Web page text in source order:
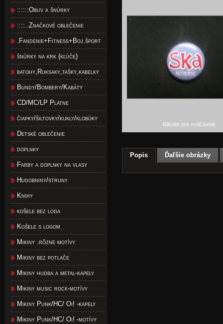
::::::Obuv a šnúrky
::::..Značkové oblečenie
.Fandenie+Fitness+Boj.šport
šnúrky na krk (kľúče)
batohy,Ruksaky,tašky,kabelky
Bundy/Bombery/Kabáty
CD/MC/LP Platne
čiapky/šiltovky/kukly/klobúky
Detské oblečenie
doplnky
Farby a doplnky na vlasy
Hudobniny/struny
Knihy
košele bez loga
Košele s logom
Mikiny .rôzne motívy
Mikiny bez potlače
Mikiny hudba a metal-kapely
Mikiny music rock-motívy
Mikiny Punk/HC/ Oi! -kapely
Mikiny Punk/HC/ Oi! -motívy
Kliknite pre zväčšenie
Popis Ďaľšie obrázky